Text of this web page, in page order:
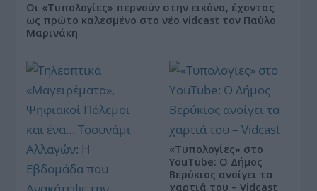
Οι «Τυπολογίες» περνούν στην εικόνα, έχοντας
ως πρώτο καλεσμένο στο νέο vidcast τον Παύλο
Μαρινάκη
«Τυπολογίες» στο
YouTube: Ο Δήμος
Βερύκιος ανοίγει τα
χαρτιά του – Vidcast